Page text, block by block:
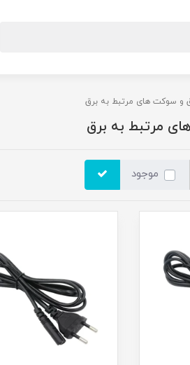
و سوکت های مرتبط به برق
مرتبط به برق
موجود